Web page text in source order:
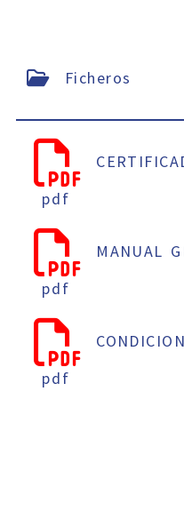
Ficheros
pdf
pdf
MANUAL
pdf